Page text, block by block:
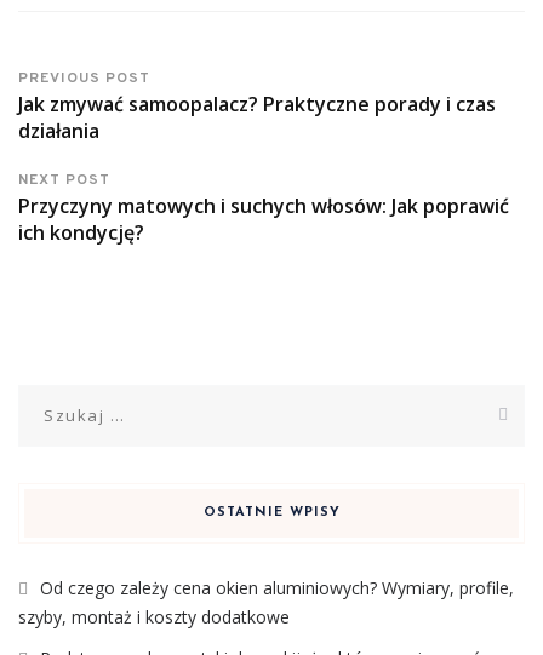
PREVIOUS POST
Jak zmywać samoopalacz? Praktyczne porady i czas
działania
NEXT POST
Przyczyny matowych i suchych włosów: Jak poprawić
ich kondycję?
OSTATNIE WPISY
Od czego zależy cena okien aluminiowych? Wymiary, profile,
szyby, montaż i koszty dodatkowe